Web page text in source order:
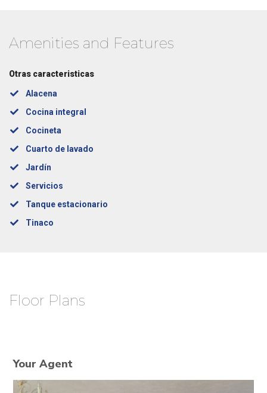
Amenities and Features
Otras caracteristicas
Alacena
Cocina integral
Cocineta
Cuarto de lavado
Jardín
Servicios
Tanque estacionario
Tinaco
Floor Plans
Your Agent